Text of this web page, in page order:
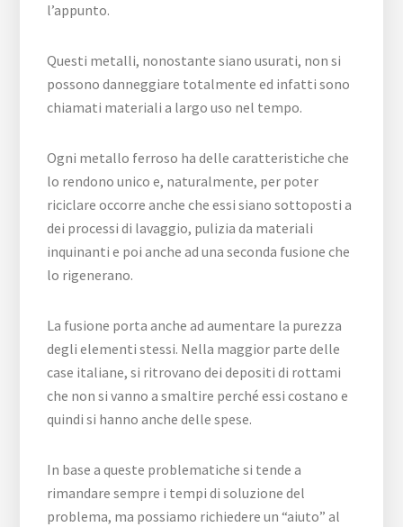
l’appunto.
Questi metalli, nonostante siano usurati, non si
possono danneggiare totalmente ed infatti sono
chiamati materiali a largo uso nel tempo.
Ogni metallo ferroso ha delle caratteristiche che
lo rendono unico e, naturalmente, per poter
riciclare occorre anche che essi siano sottoposti a
dei processi di lavaggio, pulizia da materiali
inquinanti e poi anche ad una seconda fusione che
lo rigenerano.
La fusione porta anche ad aumentare la purezza
degli elementi stessi. Nella maggior parte delle
case italiane, si ritrovano dei depositi di rottami
che non si vanno a smaltire perché essi costano e
quindi si hanno anche delle spese.
In base a queste problematiche si tende a
rimandare sempre i tempi di soluzione del
problema, ma possiamo richiedere un “aiuto” al